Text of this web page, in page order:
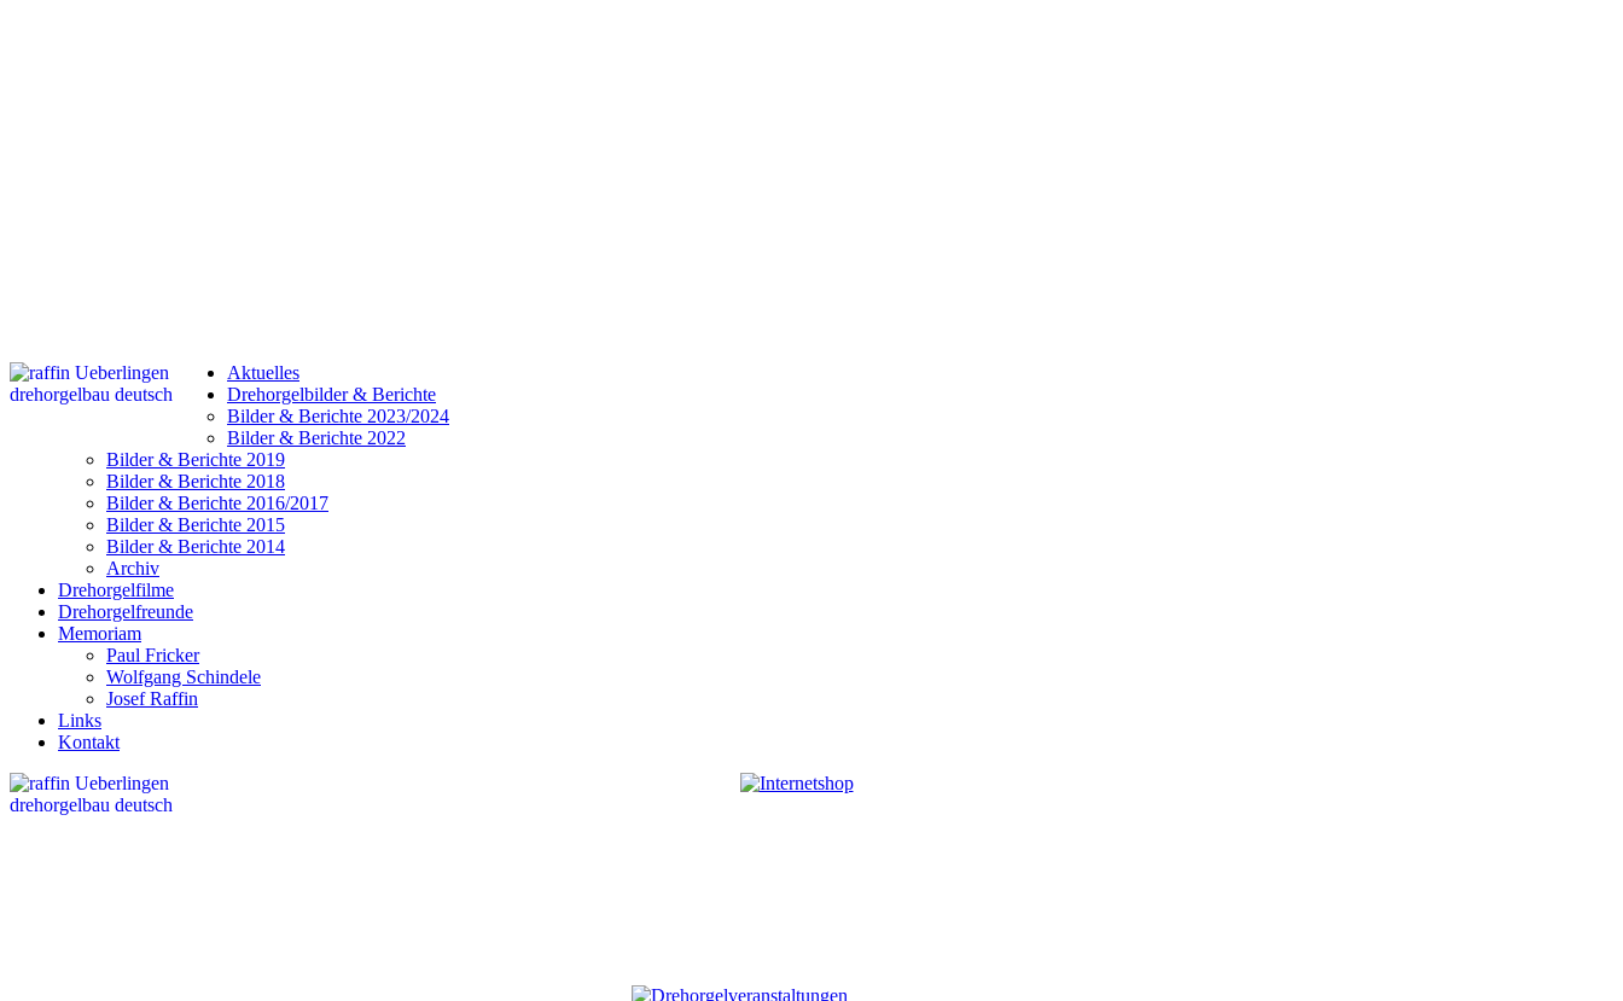
Aktuelles
Drehorgelbilder & Berichte
Bilder & Berichte 2023/2024
Bilder & Berichte 2022
Bilder & Berichte 2019
Bilder & Berichte 2018
Bilder & Berichte 2016/2017
Bilder & Berichte 2015
Bilder & Berichte 2014
Archiv
Drehorgelfilme
Drehorgelfreunde
Memoriam
Paul Fricker
Wolfgang Schindele
Josef Raffin
Links
Kontakt